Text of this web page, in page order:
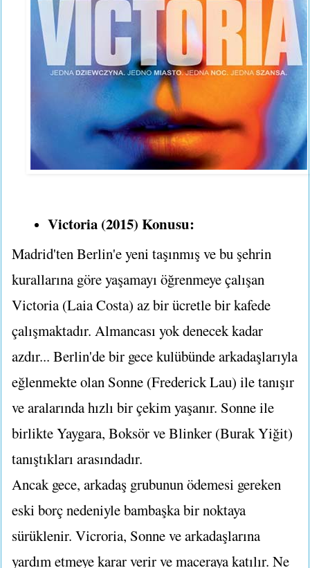
Victoria (2015) Konusu:
Madrid'ten Berlin'e yeni taşınmış ve bu şehrin
kurallarına göre yaşamayı öğrenmeye çalışan
Victoria (Laia Costa) az bir ücretle bir kafede
çalışmaktadır. Almancası yok denecek kadar
azdır... Berlin'de bir gece kulübünde arkadaşlarıyla
eğlenmekte olan Sonne (Frederick Lau) ile tanışır
ve aralarında hızlı bir çekim yaşanır. Sonne ile
birlikte Yaygara, Boksör ve Blinker (Burak Yiğit)
tanıştıkları arasındadır.
Ancak gece, arkadaş grubunun ödemesi gereken
eski borç nedeniyle bambaşka bir noktaya
sürüklenir. Vicroria, Sonne ve arkadaşlarına
yardım etmeye karar verir ve maceraya katılır. Ne